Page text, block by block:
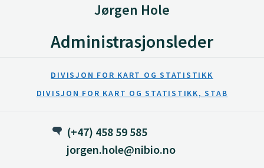
Jørgen Hole
Administrasjonsleder
DIVISJON FOR KART OG STATISTIKK
DIVISJON FOR KART OG STATISTIKK, STAB
(+47) 458 59 585
jorgen.hole@nibio.no